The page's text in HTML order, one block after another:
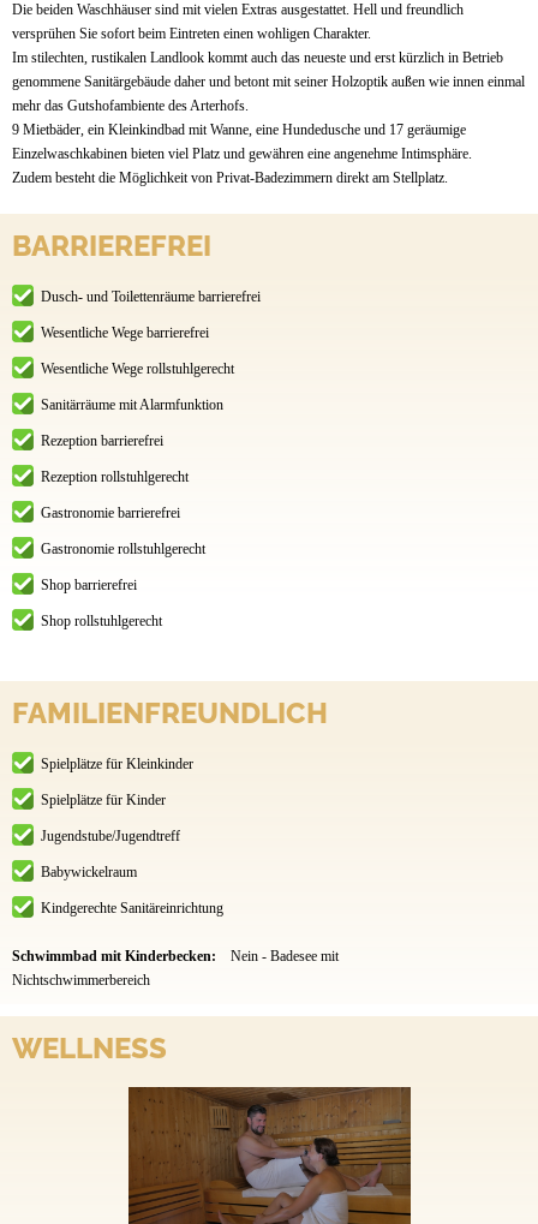
Die beiden Waschhäuser sind mit vielen Extras ausgestattet. Hell und freundlich
versprühen Sie sofort beim Eintreten einen wohligen Charakter.
Im stilechten, rustikalen Landlook kommt auch das neueste und erst kürzlich in Betrieb
genommene Sanitärgebäude daher und betont mit seiner Holzoptik außen wie innen einmal
mehr das Gutshofambiente des Arterhofs.
9 Mietbäder, ein Kleinkindbad mit Wanne, eine Hundedusche und 17 geräumige
Einzelwaschkabinen bieten viel Platz und gewähren eine angenehme Intimsphäre.
Zudem besteht die Möglichkeit von Privat-Badezimmern direkt am Stellplatz.
BARRIEREFREI
Dusch- und Toilettenräume barrierefrei
Wesentliche Wege barrierefrei
Wesentliche Wege rollstuhlgerecht
Sanitärräume mit Alarmfunktion
Rezeption barrierefrei
Rezeption rollstuhlgerecht
Gastronomie barrierefrei
Gastronomie rollstuhlgerecht
Shop barrierefrei
Shop rollstuhlgerecht
FAMILIENFREUNDLICH
Spielplätze für Kleinkinder
Spielplätze für Kinder
Jugendstube/Jugendtreff
Babywickelraum
Kindgerechte Sanitäreinrichtung
Schwimmbad mit Kinderbecken:
Nein - Badesee mit
Nichtschwimmerbereich
WELLNESS